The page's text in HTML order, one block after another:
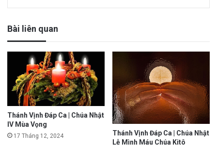
Bài liên quan
Thánh Vịnh Đáp Ca | Chúa Nhật
IV Mùa Vọng
17 Tháng 12, 2024
Thánh Vịnh Đáp Ca | Chúa Nhật
Lễ Mình Máu Chúa Kitô